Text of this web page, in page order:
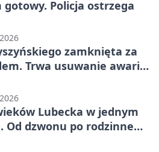
gotowy. Policja ostrzega
zamknięta za
Trwa usuwanie awarii
Lubecka w jednym
Od dzwonu po rodzinne